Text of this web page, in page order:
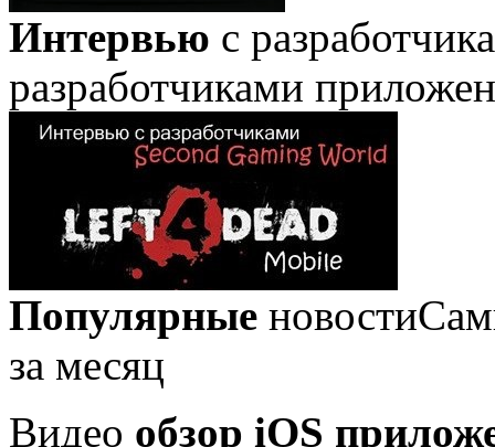
Интервью с
разработчиками
Популярные новости
за месяц
Видео обзор iOS